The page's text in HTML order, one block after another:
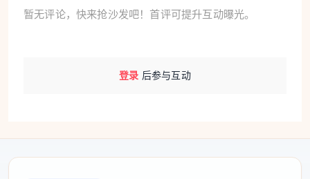
暂无评论，快来抢沙发吧！首评可提升互动曝光。
登录 后参与互动